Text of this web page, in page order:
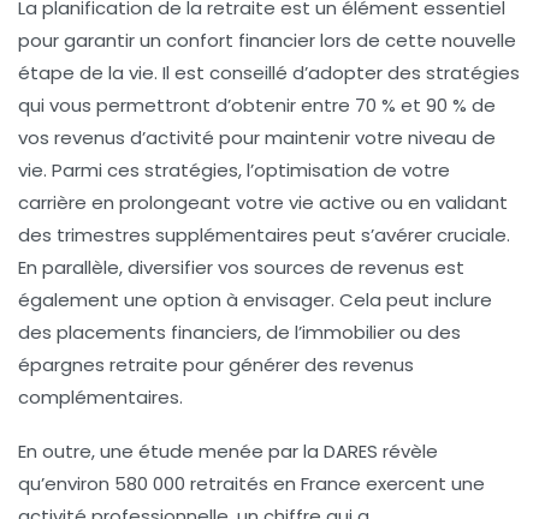
La planification de la retraite est un élément essentiel
pour garantir un confort financierlors de cette nouvelle
étape de la vie. Il est conseillé d’adopter des stratégies
qui vous permettront d’obtenir entre 70 % et 90 % de
vos revenus d’activité pour maintenir votre niveau de
vie. Parmi ces stratégies, l’optimisation de votre
carrière en prolongeant votre vie active ou en validant
des trimestres supplémentaires peut s’avérer cruciale.
En parallèle,diversifier vos sources de revenus est
également une option à envisager. Cela peut inclure
des placements financiers, de l’immobilierou des
épargnes retraite pour générer des revenus
complémentaires.
En outre, une étude menée par la DARES révèle
qu’environ 580 000 retraités en France exercent une